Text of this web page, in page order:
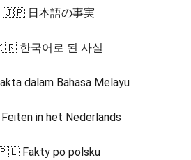
🇯🇵 日本語の事実
한국어로 된 사실
dalam Bahasa Melayu
in het Nederlands
Fakty po polsku